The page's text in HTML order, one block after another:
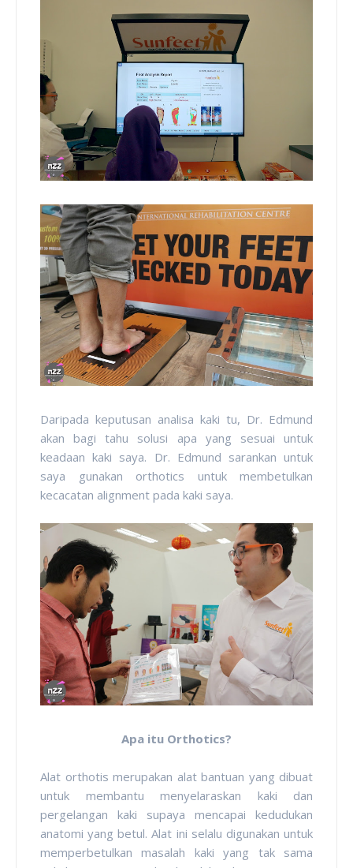
Daripada keputusan analisa kaki tu, Dr. Edmund
akan bagi tahu solusi apa yang sesuai untuk
keadaan kaki saya. Dr. Edmund sarankan untuk
saya gunakan orthotics untuk membetulkan
kecacatan alignment pada kaki saya.
Apa itu Orthotics?
Alat orthotis merupakan alat bantuan yang dibuat
untuk membantu menyelaraskan kaki dan
pergelangan kaki supaya mencapai kedudukan
anatomi yang betul. Alat ini selalu digunakan untuk
memperbetulkan masalah kaki yang tak sama